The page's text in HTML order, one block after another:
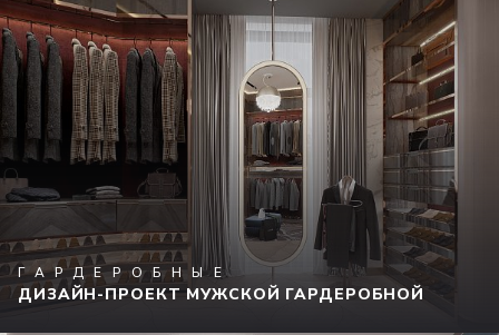
ГАРДЕРОБНЫЕ
ДИЗАЙН-ПРОЕКТ МУЖСКОЙ ГАРДЕРОБНОЙ